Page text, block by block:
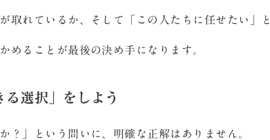
取れているか、そして「この人たちに任せたい」
めることが最後の決め手になります。
選択」をしよう
？」という問いに、明確な正解はありません。